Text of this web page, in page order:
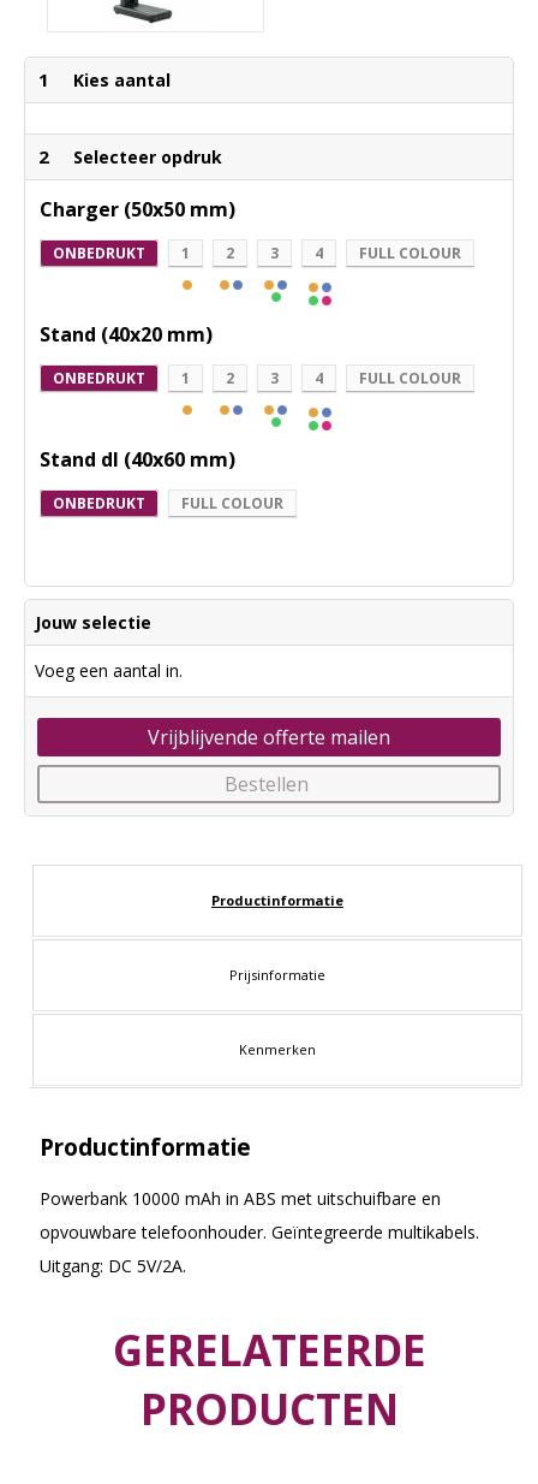
1 Kies aantal
2 Selecteer opdruk
Charger (50x50 mm)
ONBEDRUKT 1 2 3 4 FULL COLOUR
Stand (40x20 mm)
ONBEDRUKT 1 2 3 4 FULL COLOUR
Stand dl (40x60 mm)
ONBEDRUKT FULL COLOUR
Jouw selectie
Voeg een aantal in.
Vrijblijvende offerte mailen
Bestellen
Productinformatie
Prijsinformatie
Kenmerken
Productinformatie
Powerbank 10000 mAh in ABS met uitschuifbare en
opvouwbare telefoonhouder. Geïntegreerde multikabels.
Uitgang: DC 5V/2A.
GERELATEERDE
PRODUCTEN